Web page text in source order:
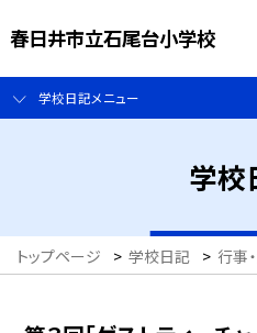
春日井市立石尾台小学校
学校日記メニュー
学校
トップページ > 学校日記 > 行事